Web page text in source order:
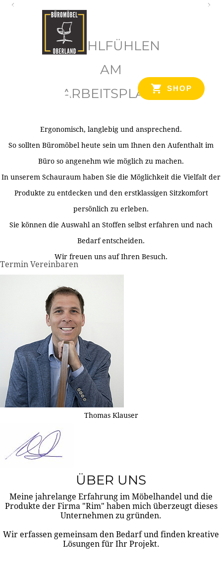
SHOP
WOHLFÜHLEN
AM
ARBEITSPLATZ
Ergonomisch, langlebig und ansprechend.
So sollten Büromöbel heute sein um Ihnen den Aufenthalt im
Büro so angenehm wie möglich zu machen.
In unserem Schauraum haben Sie die Möglichkeit die Vielfalt der
Produkte zu entdecken und den erstklassigen Sitzkomfort
persönlich zu erleben.
Sie können die Auswahl an Stoffen selbst erfahren und nach
Bedarf entscheiden.
Wir freuen uns auf Ihren Besuch.
Termin Vereinbaren
Thomas Klauser
ÜBER UNS
Meine jahrelange Erfahrung im Möbelhandel und die
Produkte der Firma "Rim" haben mich überzeugt dieses
Unternehmen zu gründen.
Wir erfassen gemeinsam den Bedarf und finden kreative
Lösungen für Ihr Projekt.